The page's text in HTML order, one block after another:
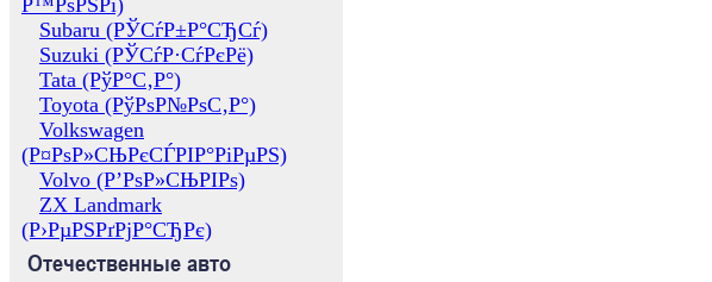
Р™РѕРЅРі)
Subaru (РЎСѓР±Р°СЂСѓ)
Suzuki (РЎСѓР·СѓРєРё)
Tata (РўР°С‚Р°)
Toyota (РўРѕР№РѕС‚Р°)
Volkswagen
(Р¤РѕР»СЊРєСЃРІР°РіРµРЅ)
Volvo (Р’РѕР»СЊРІРѕ)
ZX Landmark
(Р›РµРЅРґРјР°СЂРє)
Отечественные авто